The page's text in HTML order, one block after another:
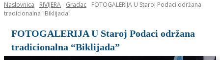
Naslovnica RIVIJERA Gradac
FOTOGALERIJA U Staroj Podaci održana
tradicionalna "Biklijada"
FOTOGALERIJA U Staroj Podaci održana
tradicionalna “Biklijada”